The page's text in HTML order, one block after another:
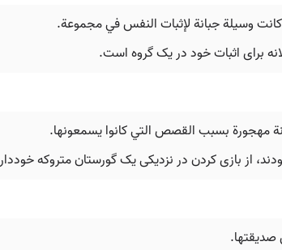
وسيلة جبانة لإثبات النفس في مجموعة.
برای اثبات خود در یک گروه است.
مهجورة بسبب القصص التي كانوا يسمعونها.
از بازی کردن در نزدیکی یک گورستان متروکه
صديقتها.